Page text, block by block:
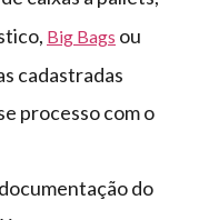
Big Bags ou
cadastradas
processo com o
do